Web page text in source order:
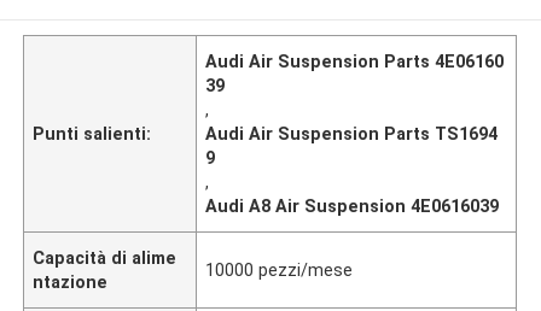
Punti salienti:
Audi Air Suspension Parts 4E06160
39
,
Audi Air Suspension Parts TS1694
9
,
Audi A8 Air Suspension 4E0616039
Capacità di alime
ntazione
10000 pezzi/mese